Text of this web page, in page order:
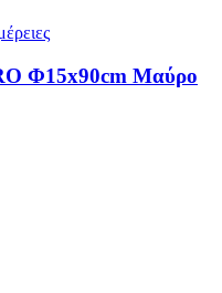
Φ15x90cm Μαύρο